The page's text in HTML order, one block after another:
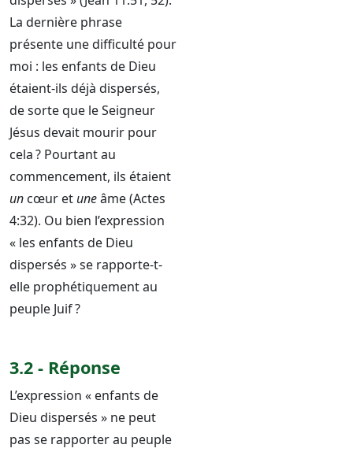
La dernière phrase
présente une difficulté pour
moi : les enfants de Dieu
étaient-ils déjà dispersés,
de sorte que le Seigneur
Jésus devait mourir pour
cela ? Pourtant au
commencement, ils étaient
un cœur et uneâme (Actes
4:32). Ou bien l’expression
« les enfants de Dieu
dispersés » se rapporte-t-
elle prophétiquement au
peuple Juif ?
3.2 - Réponse
L’expression « enfants de
Dieu dispersés » ne peut
pas se rapporter au peuple